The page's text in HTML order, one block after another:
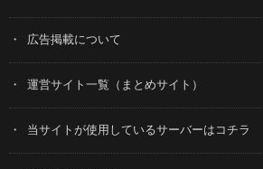
広告掲載について
運営サイト一覧（まとめサイト）
当サイトが使用しているサーバーはコチラ